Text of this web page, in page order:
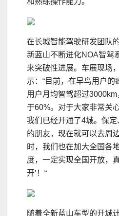
在长城智能驾驶研发团队
新蓝山不断进化NOA智驾
来突破性进展。车展现场
示：“目前，在早鸟用户的
用户月均智驾超过
于60%。对于大家非常关
我们已经开通了4城。保定
的朋友，现在就可以去周
时，我们也在加大全国各
度，一定实现全国开放，
开’！“
随着全新蓝山车型的开城